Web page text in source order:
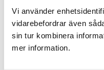
Vi använder
vidarebefordrar även
sin tur kombinera
mer information.